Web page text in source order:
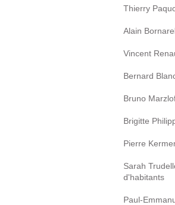
Thierry
Alain
Vincent
Bernard
Bruno
Brigitte
Pierre
Sarah
d'habitants
Paul-